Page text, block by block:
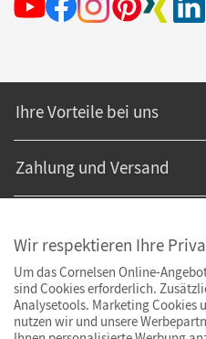
Ihre Vorteile bei uns
Zahlung und Versand
Wir respektieren Ihre
Um das Cornelsen Online-
sind Cookies erforderlich.
Analysetools. Marketing Cookies
nutzen wir und unsere